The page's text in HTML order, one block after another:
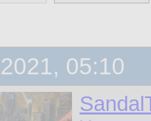
05:10